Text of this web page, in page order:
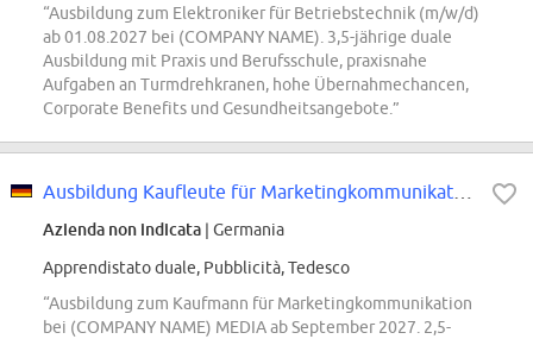
“Ausbildung zum Elektroniker für Betriebstechnik (m/w/d)
ab 01.08.2027 bei (COMPANY NAME). 3,5-jährige duale
Ausbildung mit Praxis und Berufsschule, praxisnahe
Aufgaben an Turmdrehkranen, hohe Übernahmechancen,
Corporate Benefits und Gesundheitsangebote.”
Azienda non indicata | Germania
Apprendistato duale, Pubblicità, Tedesco
“Ausbildung zum Kaufmann für Marketingkommunikation
bei (COMPANY NAME) MEDIA ab September 2027. 2,5-